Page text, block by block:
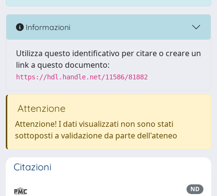
Informazioni
Utilizza questo identificativo per citare o creare un
link a questo documento:
https://hdl.handle.net/11586/81882
Attenzione
Attenzione! I dati visualizzati non sono stati
sottoposti a validazione da parte dell'ateneo
Citazioni
ND